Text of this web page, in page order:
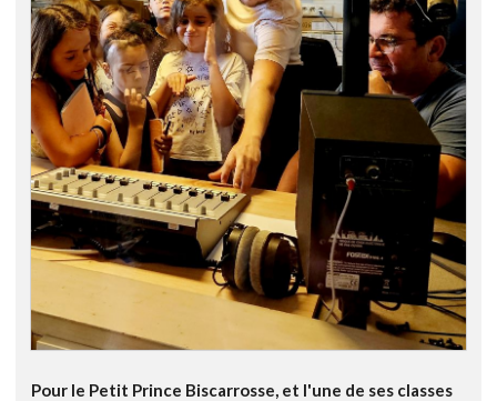
Pour le Petit Prince Biscarrosse, et l'une de ses classes